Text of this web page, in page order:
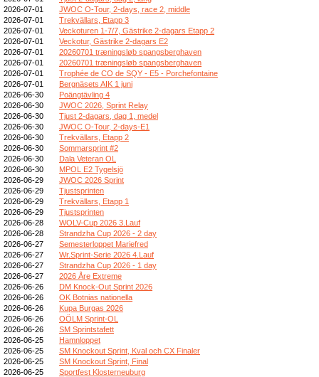
2026-07-01
JWOC O-Tour, 2-days, race 2, middle
2026-07-01
Trekvällars, Etapp 3
2026-07-01
Veckoturen 1-7/7, Gästrike 2-dagars Etapp 2
2026-07-01
Veckotur, Gästrike 2-dagars E2
2026-07-01
20260701 træningsløb spangsberghaven
2026-07-01
20260701 træningsløb spangsberghaven
2026-07-01
Trophée de CO de SQY - E5 - Porchefontaine
2026-07-01
Bergnäsets AIK 1 juni
2026-06-30
Poängtävling 4
2026-06-30
JWOC 2026, Sprint Relay
2026-06-30
Tjust 2-dagars, dag 1, medel
2026-06-30
JWOC O-Tour, 2-days-E1
2026-06-30
Trekvällars, Etapp 2
2026-06-30
Sommarsprint #2
2026-06-30
Dala Veteran OL
2026-06-30
MPOL E2 Tygelsjö
2026-06-29
JWOC 2026 Sprint
2026-06-29
Tjustsprinten
2026-06-29
Trekvällars, Etapp 1
2026-06-29
Tjustsprinten
2026-06-28
WOLV-Cup 2026 3.Lauf
2026-06-28
Strandzha Cup 2026 - 2 day
2026-06-27
Semesterloppet Mariefred
2026-06-27
Wr.Sprint-Serie 2026 4.Lauf
2026-06-27
Strandzha Cup 2026 - 1 day
2026-06-27
2026 Åre Extreme
2026-06-26
DM Knock-Out Sprint 2026
2026-06-26
OK Botnias nationella
2026-06-26
Kupa Burgas 2026
2026-06-26
OÖLM Sprint-OL
2026-06-26
SM Sprintstafett
2026-06-25
Hamnloppet
2026-06-25
SM Knockout Sprint, Kval och CX Finaler
2026-06-25
SM Knockout Sprint, Final
2026-06-25
Sportfest Klosterneuburg